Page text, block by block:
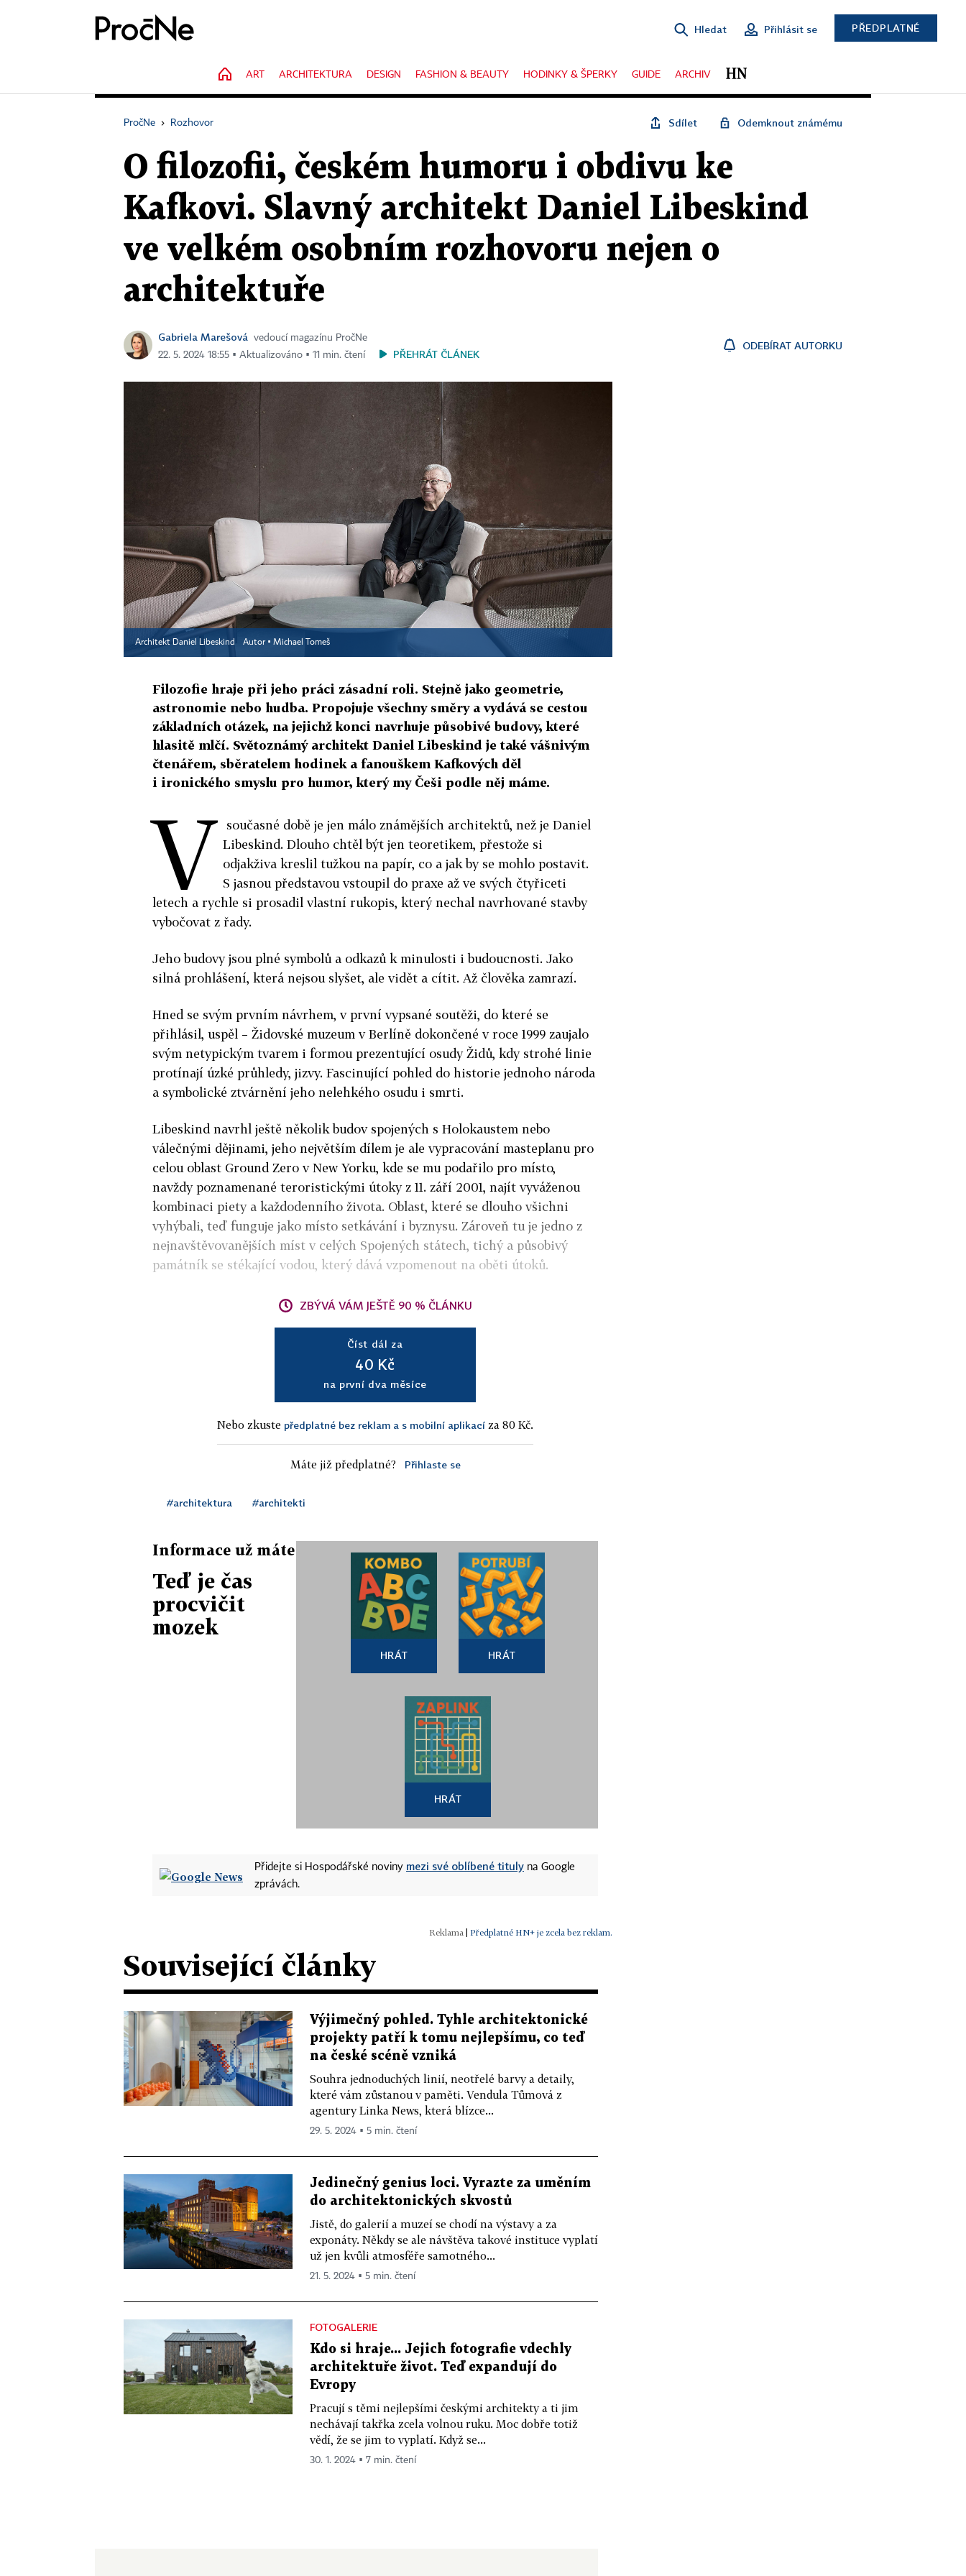
Hledat Přihlásit se PŘEDPLATNÉ
HOME
ART ARCHITEKTURA DESIGN FASHION & BEAUTY HODINKY & ŠPERKY GUIDE ARCHIV
PročNe › Rozhovor Sdílet Odemknout známému
O filozofii, českém humoru i obdivu ke
Kafkovi. Slavný architekt Daniel Libeskind
ve velkém osobním rozhovoru nejen o
architektuře
Gabriela Marešová
vedoucí magazínu PročNe
22. 5. 2024 18:55 ▪ Aktualizováno ▪ 11 min. čtení
PŘEHRÁT ČLÁNEK
ODEBÍRAT AUTORKU
Architekt Daniel Libeskind Autor ▪ Michael Tomeš
Filozofie hraje při jeho práci zásadní roli. Stejně jako geometrie,
astronomie nebo hudba. Propojuje všechny směry a vydává se cestou
základních otázek, na jejichž konci navrhuje působivé budovy, které
hlasitě mlčí. Světoznámý architekt Daniel Libeskind je také vášnivým
čtenářem, sběratelem hodinek a fanouškem Kafkových děl
i ironického smyslu pro humor, který my Češi podle něj máme.
V
současné době je jen málo známějších architektů, než je Daniel
Libeskind. Dlouho chtěl být jen teoretikem, přestože si
odjakživa kreslil tužkou na papír, co a jak by se mohlo postavit.
S jasnou představou vstoupil do praxe až ve svých čtyřiceti
letech a rychle si prosadil vlastní rukopis, který nechal navrhované stavby
vybočovat z řady.
Jeho budovy jsou plné symbolů a odkazů k minulosti i budoucnosti. Jako
silná prohlášení, která nejsou slyšet, ale vidět a cítit. Až člověka zamrazí.
Hned se svým prvním návrhem, v první vypsané soutěži, do které se
přihlásil, uspěl – Židovské muzeum v Berlíně dokončené v roce 1999 zaujalo
svým netypickým tvarem i formou prezentující osudy Židů, kdy strohé linie
protínají úzké průhledy, jizvy. Fascinující pohled do historie jednoho národa
a symbolické ztvárnění jeho nelehkého osudu i smrti.
Libeskind navrhl ještě několik budov spojených s Holokaustem nebo
válečnými dějinami, jeho největším dílem je ale vypracování masteplanu pro
celou oblast Ground Zero v New Yorku, kde se mu podařilo pro místo,
navždy poznamenané teroristickými útoky z 11. září 2001, najít vyváženou
kombinaci piety a každodenního života. Oblast, které se dlouho všichni
vyhýbali, teď funguje jako místo setkávání i byznysu. Zároveň tu je jedno z
nejnavštěvovanějších míst v celých Spojených státech, tichý a působivý
památník se stékající vodou, který dává vzpomenout na oběti útoků.
ZBÝVÁ VÁM JEŠTĚ 90 % ČLÁNKU
Číst dál za
40 Kč
na první dva měsíce
Nebo zkuste předplatné bez reklam a s mobilní aplikací za 80 Kč.
Máte již předplatné? Přihlaste se
#architektura #architekti
Informace už máte
Teď je čas
procvičit
mozek
HRÁT HRÁT
HRÁT
Přidejte si Hospodářské noviny mezi své oblíbené tituly na Google
zprávách.
| Předplatné HN+ je zcela bez reklam.
Související články
Výjimečný pohled. Tyhle architektonické
projekty patří k tomu nejlepšímu, co teď
na české scéně vzniká
Souhra jednoduchých linií, neotřelé barvy a detaily,
které vám zůstanou v paměti. Vendula Tůmová z
agentury Linka News, která blízce...
29. 5. 2024 ▪ 5 min. čtení
Jedinečný genius loci. Vyrazte za uměním
do architektonických skvostů
Jistě, do galerií a muzeí se chodí na výstavy a za
exponáty. Někdy se ale návštěva takové instituce vyplatí
už jen kvůli atmosféře samotného...
21. 5. 2024 ▪ 5 min. čtení
FOTOGALERIE
Kdo si hraje... Jejich fotografie vdechly
architektuře život. Teď expandují do
Evropy
Pracují s těmi nejlepšími českými architekty a ti jim
nechávají takřka zcela volnou ruku. Moc dobře totiž
vědí, že se jim to vyplatí. Když se...
30. 1. 2024 ▪ 7 min. čtení